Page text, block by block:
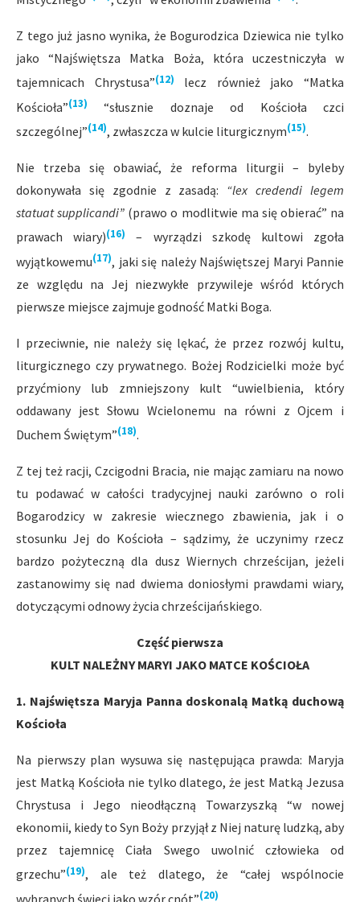
Z tego już jasno wynika, że Bogurodzica Dziewica nie tylko
jako “Najświętsza Matka Boża, która uczestniczyła w
tajemnicach Chrystusa”(12)
lecz również jako “Matka
Kościoła”(13)
“słusznie doznaje od Kościoła czci
szczególnej”(14), zwłaszcza w kulcie liturgicznym(15).
Nie trzeba się obawiać, że reforma liturgii – byleby
dokonywała się zgodnie z zasadą: “lex credendi legem
statuat supplicandi” (prawo o modlitwie ma się obierać” na
prawach wiary)(16)
– wyrządzi szkodę kultowi zgoła
wyjątkowemu(17), jaki się należy Najświętszej Maryi Pannie
ze względu na Jej niezwykłe przywileje wśród których
pierwsze miejsce zajmuje godność Matki Boga.
I przeciwnie, nie należy się lękać, że przez rozwój kultu,
liturgicznego czy prywatnego. Bożej Rodzicielki może być
przyćmiony lub zmniejszony kult “uwielbienia, który
oddawany jest Słowu Wcielonemu na równi z Ojcem i
Duchem Świętym”(18).
Z tej też racji, Czcigodni Bracia, nie mając zamiaru na nowo
tu podawać w całości tradycyjnej nauki zarówno o roli
Bogarodzicy w zakresie wiecznego zbawienia, jak i o
stosunku Jej do Kościoła – sądzimy, że uczynimy rzecz
bardzo pożyteczną dla dusz Wiernych chrześcijan, jeżeli
zastanowimy się nad dwiema doniosłymi prawdami wiary,
dotyczącymi odnowy życia chrześcijańskiego.
Część pierwsza
KULT NALEŻNY MARYI JAKO MATCE KOŚCIOŁA
1. Najświętsza Maryja Panna doskonalą Matką duchową
Kościoła
Na pierwszy plan wysuwa się następująca prawda: Maryja
jest Matką Kościoła nie tylko dlatego, że jest Matką Jezusa
Chrystusa i Jego nieodłączną Towarzyszką “w nowej
ekonomii, kiedy to Syn Boży przyjął z Niej naturę ludzką, aby
przez tajemnicę Ciała Swego uwolnić człowieka od
grzechu”(19), ale też dlatego, że “całej wspólnocie
wybranych świeci jako wzór cnót”(20)